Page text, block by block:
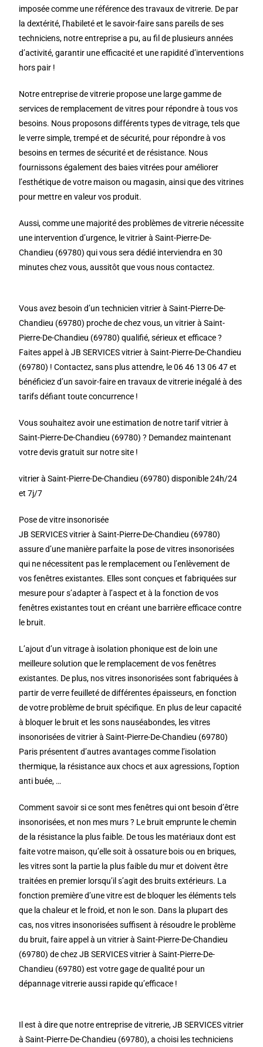
imposée comme une référence des travaux de vitrerie. De par
la dextérité, l’habileté et le savoir-faire sans pareils de ses
techniciens, notre entreprise a pu, au fil de plusieurs années
d’activité, garantir une efficacité et une rapidité d’interventions
hors pair !
Notre entreprise de vitrerie propose une large gamme de
services de remplacement de vitres pour répondre à tous vos
besoins. Nous proposons différents types de vitrage, tels que
le verre simple, trempé et de sécurité, pour répondre à vos
besoins en termes de sécurité et de résistance. Nous
fournissons également des baies vitrées pour améliorer
l’esthétique de votre maison ou magasin, ainsi que des vitrines
pour mettre en valeur vos produit.
Aussi, comme une majorité des problèmes de vitrerie nécessite
une intervention d’urgence, le vitrier à Saint-Pierre-De-
Chandieu (69780) qui vous sera dédié interviendra en 30
minutes chez vous, aussitôt que vous nous contactez.
Vous avez besoin d’un technicien vitrier à Saint-Pierre-De-
Chandieu (69780) proche de chez vous, un vitrier à Saint-
Pierre-De-Chandieu (69780) qualifié, sérieux et efficace ?
Faites appel à JB SERVICES vitrier à Saint-Pierre-De-Chandieu
(69780) ! Contactez, sans plus attendre, le 06 46 13 06 47 et
bénéficiez d’un savoir-faire en travaux de vitrerie inégalé à des
tarifs défiant toute concurrence !
Vous souhaitez avoir une estimation de notre tarif vitrier à
Saint-Pierre-De-Chandieu (69780) ? Demandez maintenant
votre devis gratuit sur notre site !
vitrier à Saint-Pierre-De-Chandieu (69780) disponible 24h/24
et 7j/7
Pose de vitre insonorisée
JB SERVICES vitrier à Saint-Pierre-De-Chandieu (69780)
assure d’une manière parfaite la pose de vitres insonorisées
qui ne nécessitent pas le remplacement ou l’enlèvement de
vos fenêtres existantes. Elles sont conçues et fabriquées sur
mesure pour s’adapter à l’aspect et à la fonction de vos
fenêtres existantes tout en créant une barrière efficace contre
le bruit.
L’ajout d’un vitrage à isolation phonique est de loin une
meilleure solution que le remplacement de vos fenêtres
existantes. De plus, nos vitres insonorisées sont fabriquées à
partir de verre feuilleté de différentes épaisseurs, en fonction
de votre problème de bruit spécifique. En plus de leur capacité
à bloquer le bruit et les sons nauséabondes, les vitres
insonorisées de vitrier à Saint-Pierre-De-Chandieu (69780)
Paris présentent d’autres avantages comme l’isolation
thermique, la résistance aux chocs et aux agressions, l’option
anti buée, …
Comment savoir si ce sont mes fenêtres qui ont besoin d’être
insonorisées, et non mes murs ? Le bruit emprunte le chemin
de la résistance la plus faible. De tous les matériaux dont est
faite votre maison, qu’elle soit à ossature bois ou en briques,
les vitres sont la partie la plus faible du mur et doivent être
traitées en premier lorsqu’il s’agit des bruits extérieurs. La
fonction première d’une vitre est de bloquer les éléments tels
que la chaleur et le froid, et non le son. Dans la plupart des
cas, nos vitres insonorisées suffisent à résoudre le problème
du bruit, faire appel à un vitrier à Saint-Pierre-De-Chandieu
(69780) de chez JB SERVICES vitrier à Saint-Pierre-De-
Chandieu (69780) est votre gage de qualité pour un
dépannage vitrerie aussi rapide qu’efficace !
Il est à dire que notre entreprise de vitrerie, JB SERVICES vitrier
à Saint-Pierre-De-Chandieu (69780), a choisi les techniciens